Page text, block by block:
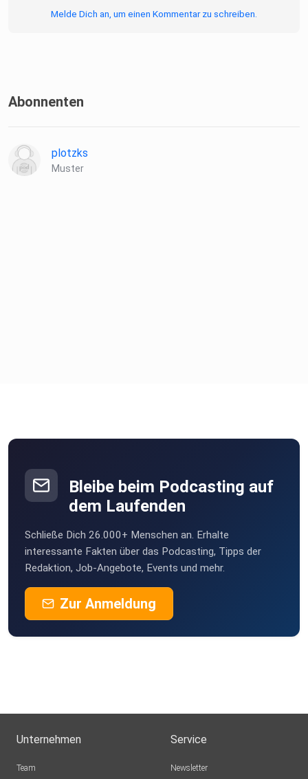
Melde Dich an, um einen Kommentar zu schreiben.
Abonnenten
plotzks
Muster
Bleibe beim Podcasting auf
dem Laufenden
Schließe Dich 26.000+ Menschen an. Erhalte
interessante Fakten über das Podcasting, Tipps der
Redaktion, Job-Angebote, Events und mehr.
Zur Anmeldung
Unternehmen
Team
Service
Newsletter